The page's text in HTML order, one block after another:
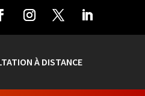
À DISTANCE